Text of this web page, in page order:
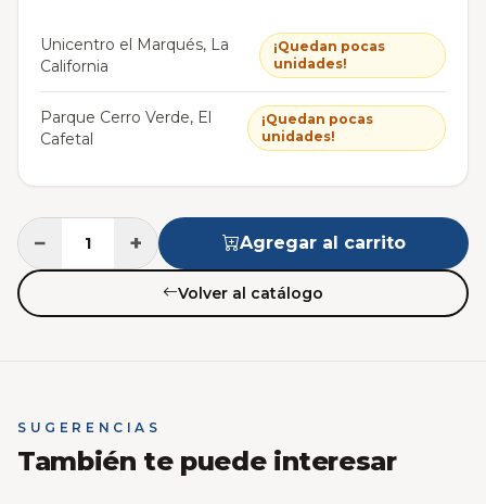
Unicentro el Marqués, La
California
¡Quedan pocas
unidades!
Parque Cerro Verde, El
Cafetal
¡Quedan pocas
unidades!
− + Agregar al carrito
Volver al catálogo
SUGERENCIAS
También te puede interesar